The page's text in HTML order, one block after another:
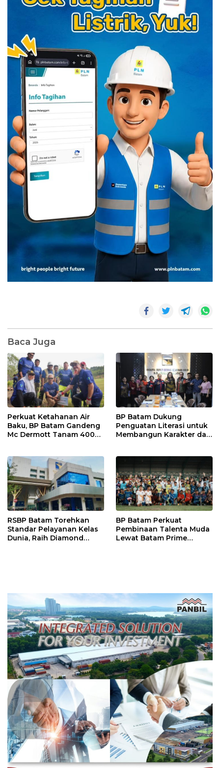
Baca Juga
Perkuat Ketahanan Air
Baku, BP Batam Gandeng
Mc Dermott Tanam 400
BP Batam Dukung
Penguatan Literasi untuk
Membangun Karakter dan
RSBP Batam Torehkan
Standar Pelayanan Kelas
Dunia, Raih Diamond
BP Batam Perkuat
Pembinaan Talenta Muda
Lewat Batam Prime